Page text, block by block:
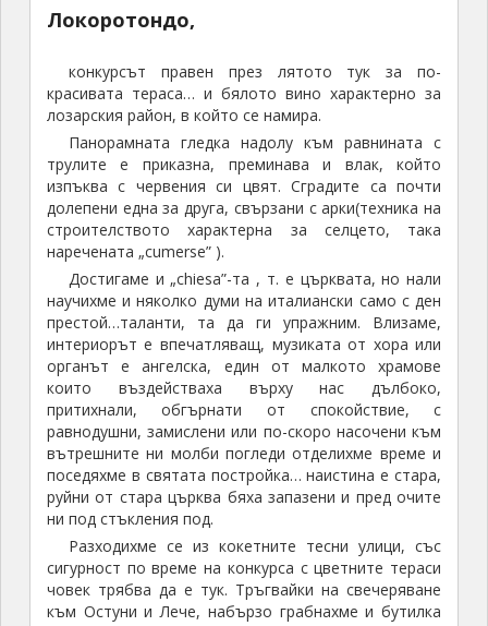
Локоротондо,
конкурсът правен през лятото тук за по-
красивата тераса… и бялото вино характерно за
лозарския район, в който се намира.
Панорамната гледка надолу към равнината с
трулите е приказна, преминава и влак, който
изпъква с червения си цвят. Сградите са почти
долепени една за друга, свързани с арки(техника на
строителството характерна за селцето, така
наречената „cumerse” ).
Достигаме и „chiesa”-та , т. е църквата, но нали
научихме и няколко думи на италиански само с ден
престой…таланти, та да ги упражним. Влизаме,
интериорът е впечатляващ, музиката от хора или
органът е ангелска, един от малкото храмове
които въздействаха върху нас дълбоко,
притихнали, обгърнати от спокойствие, с
равнодушни, замислени или по-скоро насочени към
вътрешните ни молби погледи отделихме време и
поседяхме в святата постройка… наистина е стара,
руйни от стара църква бяха запазени и пред очите
ни под стъкления под.
Разходихме се из кокетните тесни улици, със
сигурност по време на конкурса с цветните тераси
човек трябва да е тук. Тръгвайки на свечеряване
към Остуни и Лече, набързо грабнахме и бутилка